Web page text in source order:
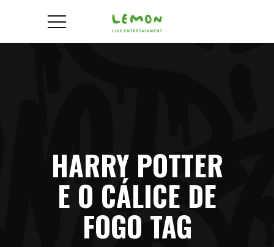
HARRY POTTER
E O CÁLICE DE
FOGO TAG